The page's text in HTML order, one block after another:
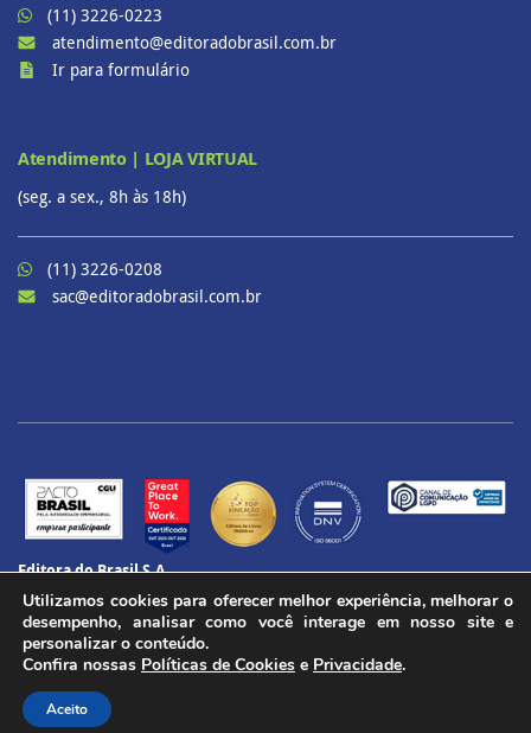
(11) 3226-0223
atendimento@editoradobrasil.com.br
Ir para formulário
Atendimento | LOJA VIRTUAL
(seg. a sex., 8h às 18h)
(11) 3226-0208
sac@editoradobrasil.com.br
Editora do Brasil S.A.
CNPJ: 60.657.574/0001-69
CENU – Avenida das Nações Unidas, 12901 – Torre Oeste, 20º andar
Brooklin Paulista, São Paulo - SP
CEP 04578-910
Todos os direitos reservados.
Utilizamos cookies para oferecer melhor experiência, melhorar o
desempenho, analisar como você interage em nosso site e
personalizar o conteúdo.
Confira nossas Políticas de Cookies e Privacidade.
Aceito